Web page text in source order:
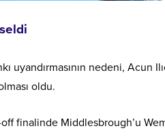
uyandırmasının nedeni, Acun
oldu.
finalinde Middlesbrough’u